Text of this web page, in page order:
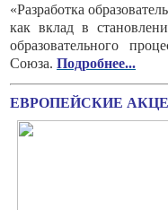
«Разработка
как вклад в
образовательного
Союза. Подробнее...
ЕВРОПЕЙСКИЕ